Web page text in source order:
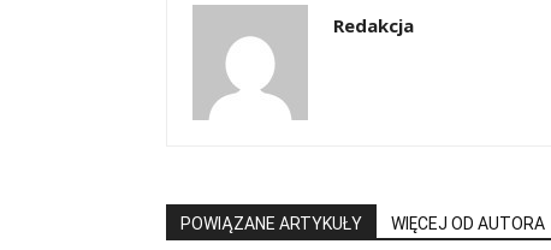
Redakcja
POWIĄZANE ARTYKUŁY WIĘCEJ OD AUTORA